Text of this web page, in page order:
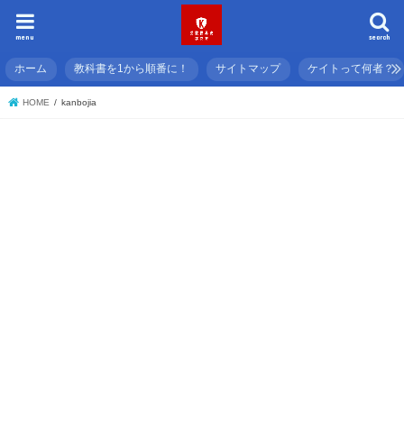
search
menu
ホーム 教科書を1から順番に！ サイトマップ ケイトって何者？
HOME kanbojia